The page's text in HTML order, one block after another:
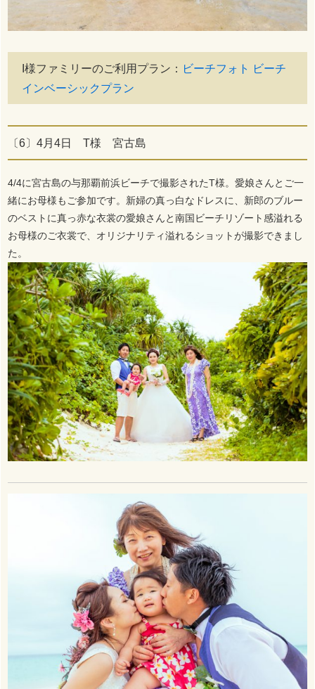
I様ファミリーのご利用プラン： ビーチフォト ビーチ
インベーシックプラン
〔6〕4月4日 T様 宮古島
4/4に宮古島の与那覇前浜ビーチで撮影されたT様。愛娘さんとご一
緒にお母様もご参加です。新婦の真っ白なドレスに、新郎のブルー
のベストに真っ赤な衣裳の愛娘さんと南国ビーチリゾート感溢れる
お母様のご衣裳で、オリジナリティ溢れるショットが撮影できまし
た。